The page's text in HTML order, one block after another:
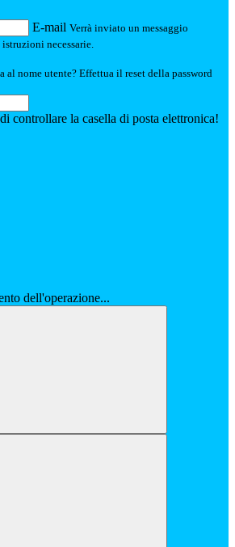
E-mail Verrà inviato un messaggio
necessarie.
al nome utente? Effettua il reset della password
controllare la casella di posta elettronica!
dell'operazione...